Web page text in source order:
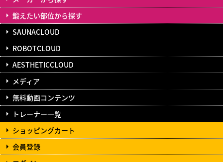
鍛えたい部位から探す
SAUNACLOUD
ROBOTCLOUD
AESTHETICCLOUD
メディア
無料動画コンテンツ
トレーナー一覧
ショッピングカート
会員登録